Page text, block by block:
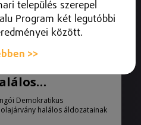
Demokratikus
halálos áldozatainak
település szerepel
Program két legutóbbi
között.
>>